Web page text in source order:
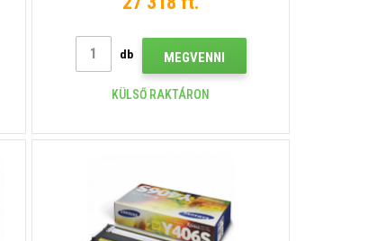
db MEGVENNI
KÜLSŐ RAKTÁRON